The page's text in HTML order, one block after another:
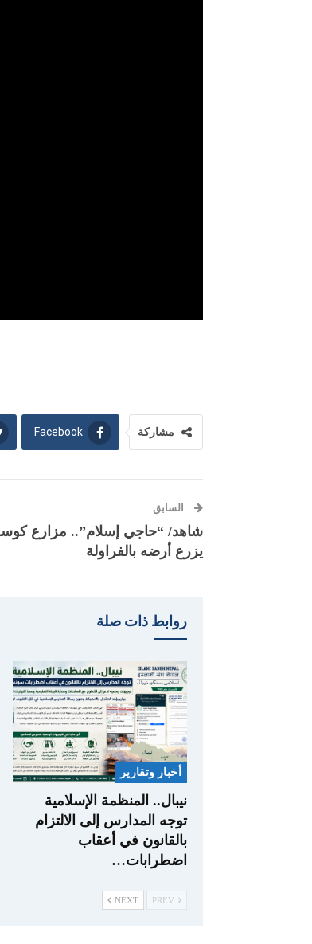
مشاركة Facebook
السابق
يزرع أرضه بالفراولة
روابط ذات صلة
أخبار وتقارير
نيبال.. المنظمة الإسلامية
توجه المدارس إلى الالتزام
بالقانون في أعقاب
اضطرابات…
NEXT